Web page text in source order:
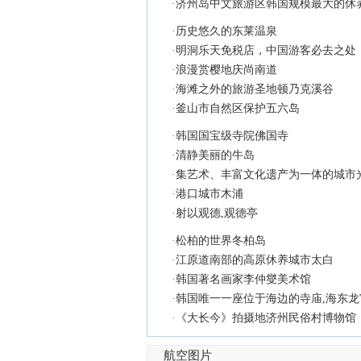
·济州岛中文旅游区韩国规模最大的休
· 历史悠久的东莱温泉
· 明洞乐天免税店，中国游客必去之处
·浪漫赏樱地庆尚南道
·海滩之外的旅游圣地顿乃克溪谷
·釜山市自然区保护五六岛
·韩国国宝级寺院佛国寺
·清静美丽的牛岛
·集艺术、丰富文化遗产为一体的城市
·港口城市木浦
·射以观德,观德亭
·松柏的世界冬柏岛
·江原道南部的高原休养城市太白
·韩国著名画家李仲燮美术馆
·韩国唯一一座位于海边的寺庙,海东
·
《大长今》拍摄地济州民俗村博物馆
航空图片